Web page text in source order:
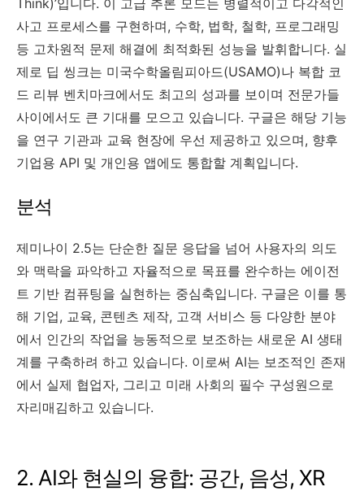
사고 프로세스를 구현하며, 수학, 법학, 철학, 프로그래밍
등 고차원적 문제 해결에 최적화된 성능을 발휘합니다. 실
제로 딥 씽크는 미국수학올림피아드(USAMO)나 복합 코
드 리뷰 벤치마크에서도 최고의 성과를 보이며 전문가들
사이에서도 큰 기대를 모으고 있습니다. 구글은 해당 기능
을 연구 기관과 교육 현장에 우선 제공하고 있으며, 향후
기업용 API 및 개인용 앱에도 통합할 계획입니다.
분석
제미나이 2.5는 단순한 질문 응답을 넘어 사용자의 의도
와 맥락을 파악하고 자율적으로 목표를 완수하는 에이전
트 기반 컴퓨팅을 실현하는 중심축입니다. 구글은 이를 통
해 기업, 교육, 콘텐츠 제작, 고객 서비스 등 다양한 분야
에서 인간의 작업을 능동적으로 보조하는 새로운 AI 생태
계를 구축하려 하고 있습니다. 이로써 AI는 보조적인 존재
에서 실제 협업자, 그리고 미래 사회의 필수 구성원으로
자리매김하고 있습니다.
2. AI와 현실의 융합: 공간, 음성, XR